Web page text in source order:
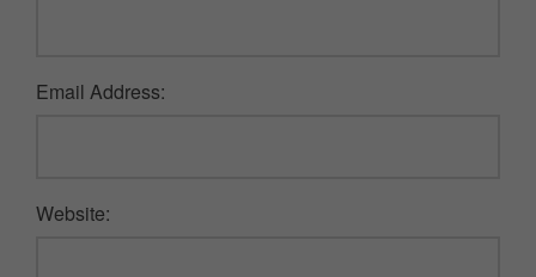
Email Address:
Website: